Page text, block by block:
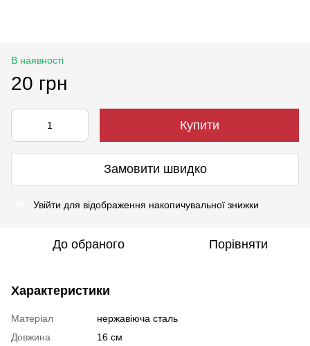
В наявності
20 грн
Купити
Замовити швидко
Увійти для відображення накопичувальної знижки
До обраного Порівняти
Характеристики
Матеріал
нержавіюча сталь
Довжина
16 см